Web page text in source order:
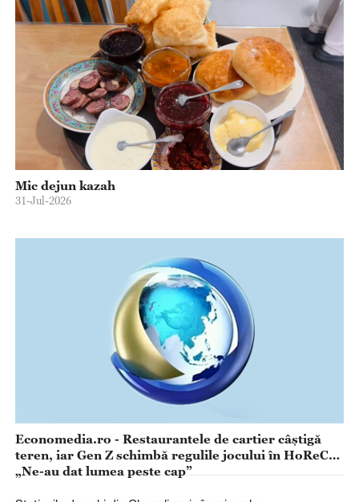
Mic dejun kazah
31-Jul-2026
Economedia.ro - Restaurantele de cartier câștigă
teren, iar Gen Z schimbă regulile jocului în HoReCa:
„Ne-au dat lumea peste cap”